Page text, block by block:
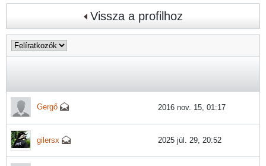
Vissza a profilhoz
Gergő 2016 nov. 15, 01:17
gilersx 2025 júl. 29, 20:52